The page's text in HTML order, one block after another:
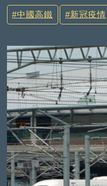
中國高鐵 新冠疫情